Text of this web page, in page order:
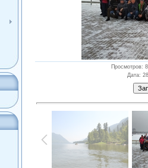
Просмотров:
Дата: